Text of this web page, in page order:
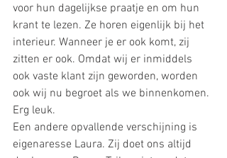
voor hun dagelijkse praatje en om hun
krant te lezen. Ze horen eigenlijk bij het
interieur. Wanneer je er ook komt, zij
zitten er ook. Omdat wij er inmiddels
ook vaste klant zijn geworden, worden
ook wij nu begroet als we binnenkomen.
Erg leuk.
Een andere opvallende verschijning is
eigenaresse Laura. Zij doet ons altijd